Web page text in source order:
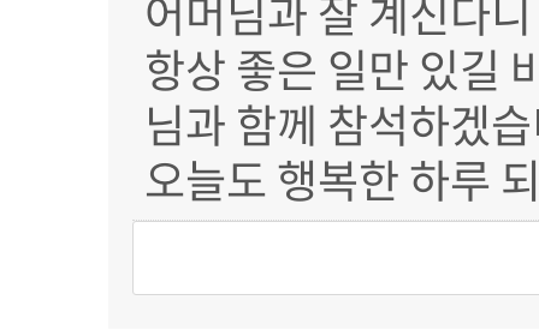
어머님과 잘 계신다
항상 좋은 일만 있길
님과 함께 참석하겠
오늘도 행복한 하루